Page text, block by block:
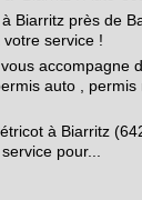
Biarritz près de
service !
accompagne
auto , permis
à Biarritz
pour...